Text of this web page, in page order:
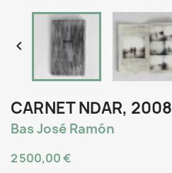

CARNET NDAR, 2008
Bas José Ramón
2 500,00 €